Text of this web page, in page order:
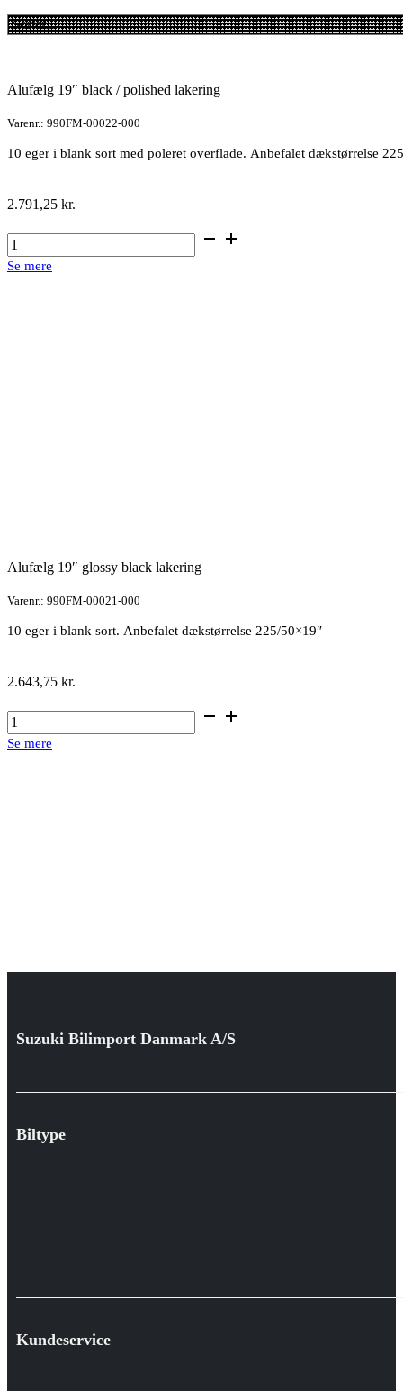
Alufælg 19″ black / polished lakering
Varenr.: 990FM-00022-000
10 eger i blank sort med poleret overflade. Anbefalet dækstørrelse
2.791,25 kr.
Alufælg
19″
black
Se mere
Alufælg 19″ glossy black lakering
Varenr.: 990FM-00021-000
10 eger i blank sort. Anbefalet dækstørrelse 225/50×19″
2.643,75 kr.
Alufælg
19″
glossy
Se mere
Suzuki Bilimport Danmark A/S
Biltype
Kundeservice